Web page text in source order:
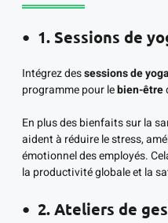
1. Sessions de
Intégrez dessessions de yoga
programme pour lebien-être
En plus des bienfaits sur la
aident à réduire le stress,
émotionnel des employés.
la productivité globale et la
2. Ateliers de